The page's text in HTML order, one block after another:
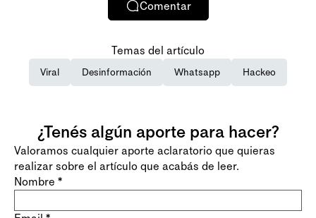
Comentar
Temas del artículo
Viral Desinformación Whatsapp Hackeo
¿Tenés algún aporte para hacer?
Valoramos cualquier aporte aclaratorio que quieras
realizar sobre el artículo que acabás de leer.
Nombre *